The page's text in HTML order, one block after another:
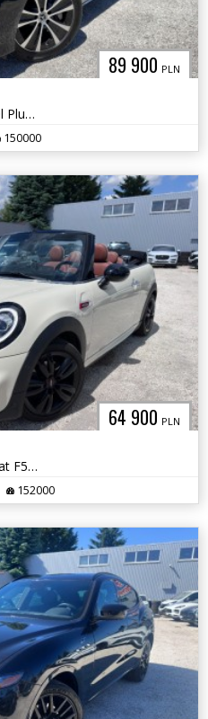
89 900 PLN
Mercedes-Benz E 300de Diesel Plug-In Hybrid Kombi
150000
64 900 PLN
Mini Cooper Cabrio 1.5 Automat F57 Pakiet JCW
152000